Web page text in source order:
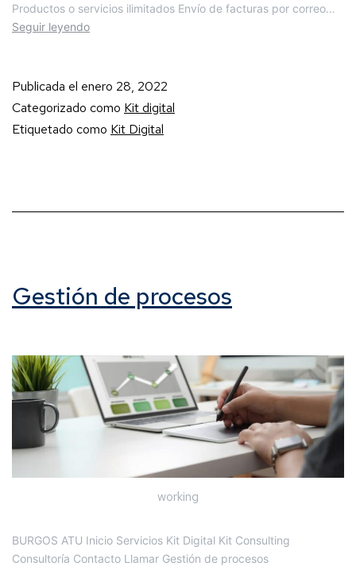
Productos o servicios ilimitados Envío de facturas por correo…
Seguir leyendo
Publicada el enero 28, 2022
Categorizado como Kit digital
Etiquetado como Kit Digital
Gestión de procesos
working
BURGOS ATU Inicio Servicios Kit Digital Kit Consulting
Consultoría Contacto Llamar Gestión de procesos